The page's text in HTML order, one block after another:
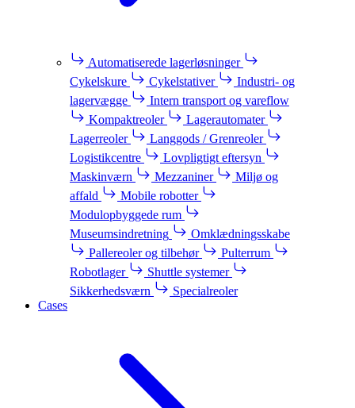
Automatiserede lagerløsninger
Cykelskure
Cykelstativer
Industri- og
lagervægge
Intern transport og vareflow
Kompaktreoler
Lagerautomater
Lagerreoler
Langgods / Grenreoler
Logistikcentre
Lovpligtigt eftersyn
Maskinværn
Mezzaniner
Miljø og
affald
Mobile robotter
Modulopbyggede rum
Museumsindretning
Omklædningsskabe
Pallereoler og tilbehør
Pulterrum
Robotlager
Shuttle systemer
Sikkerhedsværn
Specialreoler
Cases